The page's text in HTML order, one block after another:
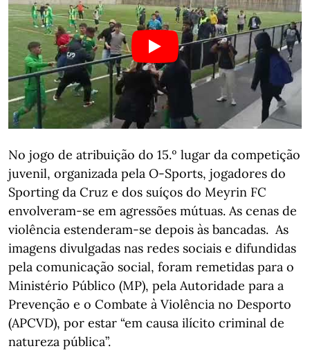
No jogo de atribuição do 15.º lugar da competição
juvenil, organizada pela O-Sports, jogadores do
Sporting da Cruz e dos suíços do Meyrin FC
envolveram-se em agressões mútuas. As cenas de
violência estenderam-se depois às bancadas. As
imagens divulgadas nas redes sociais e difundidas
pela comunicação social, foram remetidas para o
Ministério Público (MP), pela Autoridade para a
Prevenção e o Combate à Violência no Desporto
(APCVD), por estar “em causa ilícito criminal de
natureza pública”.